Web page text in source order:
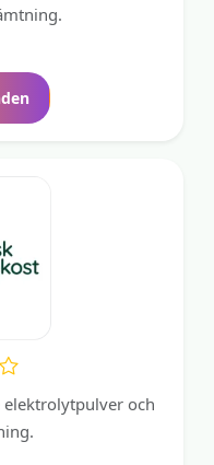
elektrolytpulver och